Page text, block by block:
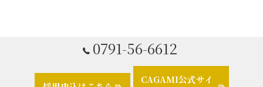
0791-56-6612
CAGAMI公式サイ